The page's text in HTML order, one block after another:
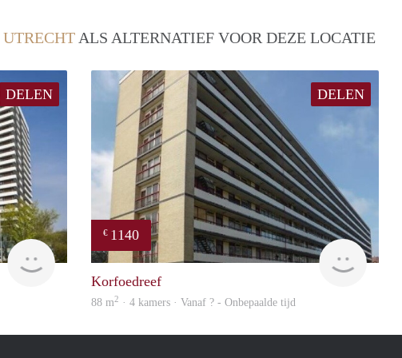
UTRECHT ALS ALTERNATIEF VOOR DEZE LOCATIE
DELEN
finder
DELEN
€ 1140
rent
Korfoedreef
88 m2 · 4 kamers · Vanaf ? - Onbepaalde tijd